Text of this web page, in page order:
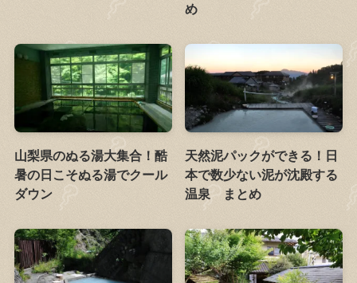
め
山梨県のぬる湯大集合！酷
暑の日こそぬる湯でクール
ダウン
天然泥パックができる！日
本で数少ない泥が沈殿する
温泉 まとめ